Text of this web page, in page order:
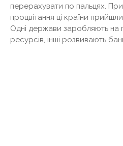
перерахувати по пальцях.
процвітання ці країни
Одні держави заробляють на
ресурсів, інші розвивають